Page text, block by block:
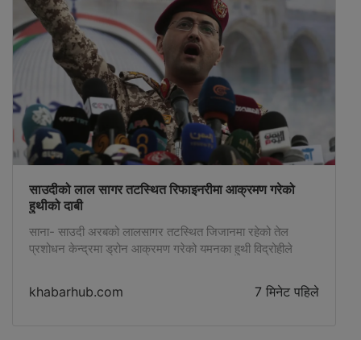
साउदीको लाल सागर तटस्थित रिफाइनरीमा आक्रमण गरेको
हुथीको दाबी
साना- साउदी अरबको लालसागर तटस्थित जिजानमा रहेको तेल
प्रशोधन केन्द्रमा ड्रोन आक्रमण गरेको यमनका हुथी विद्रोहीले
आगो नियन्त्रणमा लिएको जानकारी दिएलगत्तै हुथी समूहले आक्रमणको
दाबी गरेको हो । हुथी विद्रोही समूहका सैन्य प्रवक्ता याह्या सारीले
khabarhub.com 7 मिनेट पहिले